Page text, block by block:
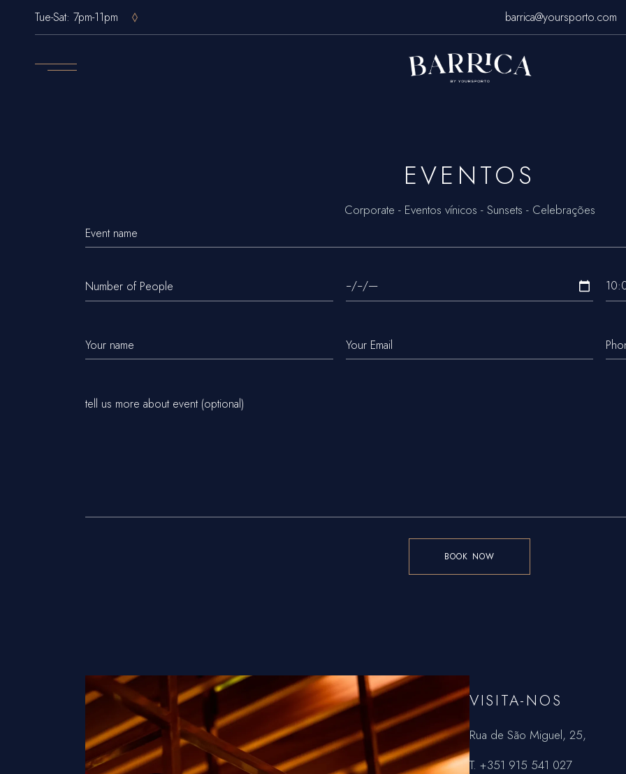
Tue-Sat: 7pm-11pm barrica@yoursporto.com
EVENTOS
Corporate - Eventos vínicos - Sunsets - Celebrações
BOOK NOW
VISITA-NOS
Rua de São Miguel, 25,
T. +351 915 541 027